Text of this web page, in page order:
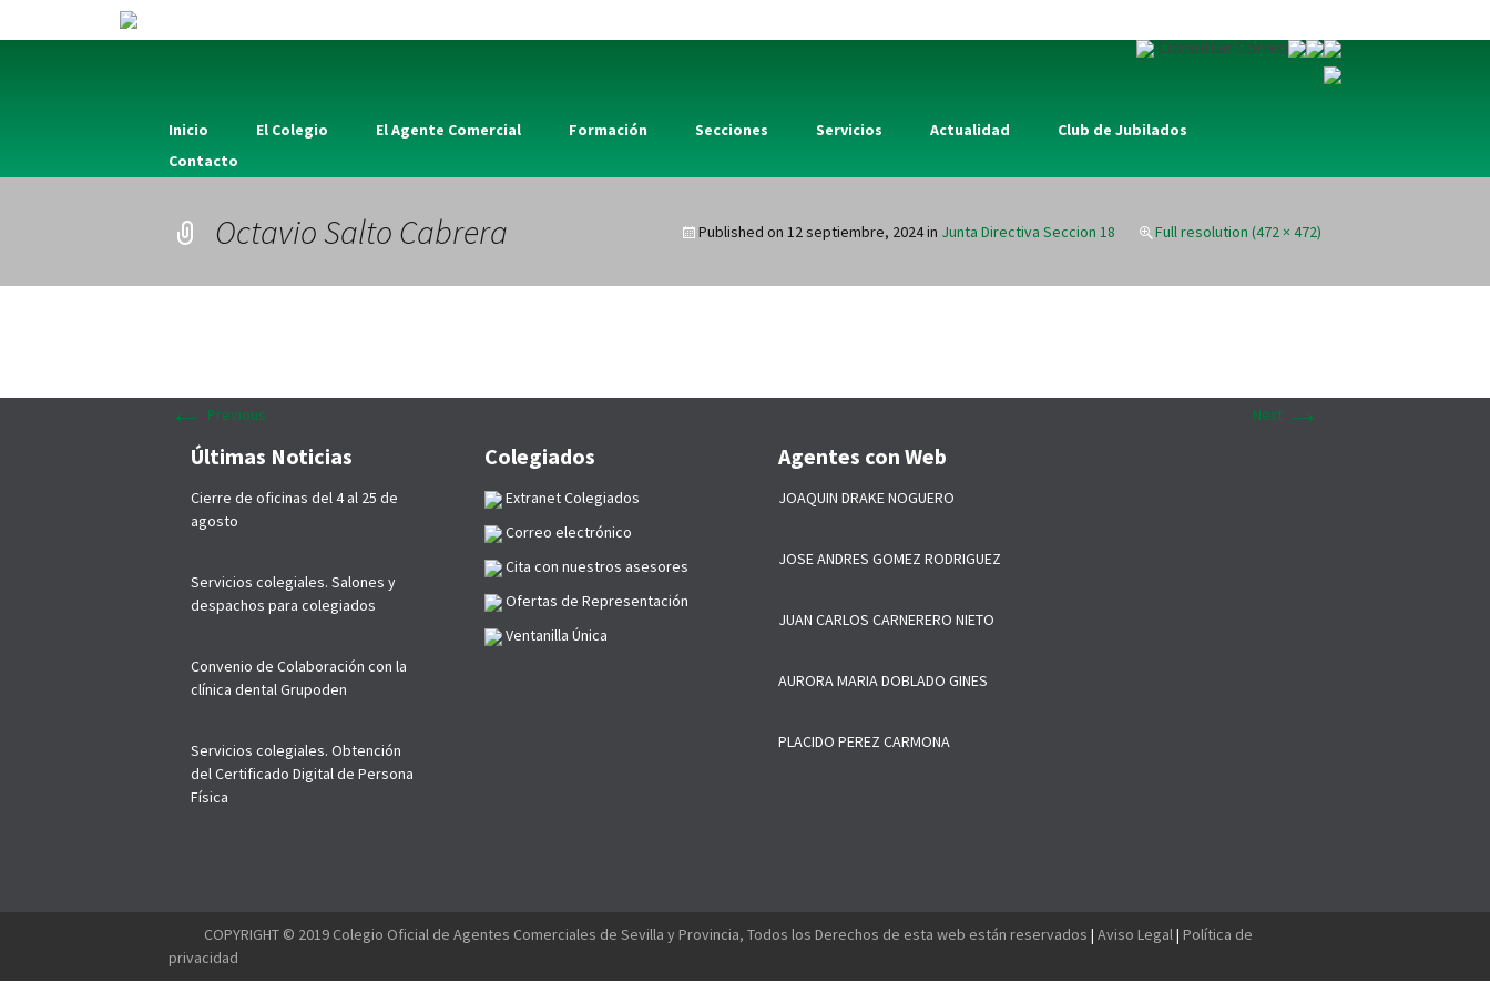
Consultar Correo
Inicio El Colegio El Agente Comercial Formación Secciones Servicios Actualidad
Club de Jubilados
Contacto
Octavio Salto Cabrera Published on 12 septiembre, 2024in Junta Directiva Seccion 18 Full resolution (472 × 472)
← Previous Next→
Últimas Noticias
Cierre de oficinas del 4 al 25 de
agosto
Servicios colegiales. Salones y
despachos para colegiados
Convenio de Colaboración con la
clínica dental Grupoden
Servicios colegiales. Obtención
del Certificado Digital de Persona
Física
Colegiados
Extranet Colegiados
Correo electrónico
Cita con nuestros asesores
Ofertas de Representación
Ventanilla Única
Agentes con Web
JOAQUIN DRAKE NOGUERO
JOSE ANDRES GOMEZ RODRIGUEZ
JUAN CARLOS CARNERERO NIETO
AURORA MARIA DOBLADO GINES
PLACIDO PEREZ CARMONA
COPYRIGHT © 2019 Colegio Oficial de Agentes Comerciales de Sevilla y Provincia, Todos los Derechos de esta web están reservados | Aviso Legal| Política de
privacidad